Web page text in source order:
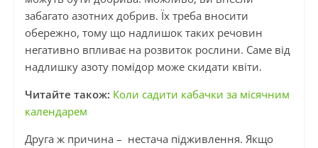
забагато азотних добрив. Їх треба вносити
обережно, тому що надлишок таких речовин
негативно впливає на розвиток рослини. Саме від
надлишку азоту помідор може скидати квіти.
Читайте також: Коли садити кабачки за місячним
календарем
Друга ж причина – нестача підживлення. Якщо